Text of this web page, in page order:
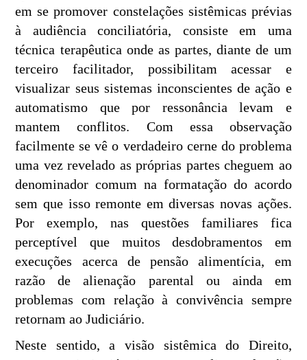
em se promover constelações sistêmicas prévias
à audiência conciliatória, consiste em uma
técnica terapêutica onde as partes, diante de um
terceiro facilitador, possibilitam acessar e
visualizar seus sistemas inconscientes de ação e
automatismo que por ressonância levam e
mantem conflitos. Com essa observação
facilmente se vê o verdadeiro cerne do problema
uma vez revelado as próprias partes cheguem ao
denominador comum na formatação do acordo
sem que isso remonte em diversas novas ações.
Por exemplo, nas questões familiares fica
perceptível que muitos desdobramentos em
execuções acerca de pensão alimentícia, em
razão de alienação parental ou ainda em
problemas com relação à convivência sempre
retornam ao Judiciário.
Neste sentido, a visão sistêmica do Direito,